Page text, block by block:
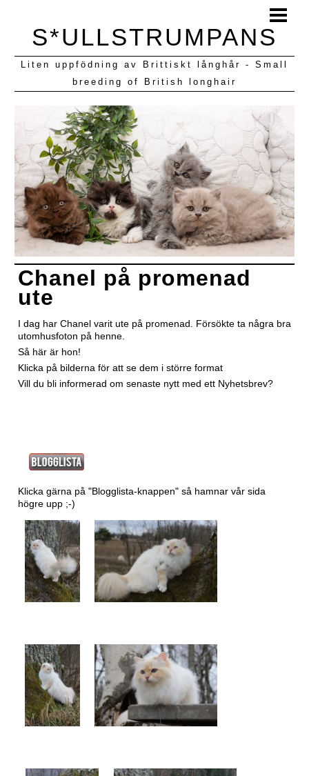
BLOGG
KULLAR VI HAFT
S*ULLSTRUMPANS
Liten uppfödning av Brittiskt långhår - Small
breeding of British longhair
Chanel på promenad
ute
I dag har Chanel varit ute på promenad. Försökte ta några bra
utomhusfoton på henne.
Så här är hon!
Klicka på bilderna för att se dem i större format
Vill du bli informerad om senaste nytt med ett Nyhetsbrev?
Klicka gärna på "Blogglista-knappen" så hamnar vår sida
högre upp ;-)